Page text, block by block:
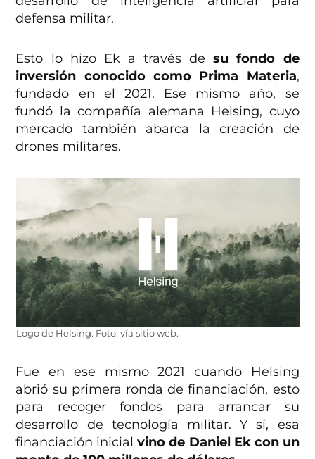
defensa militar.
Esto lo hizo Ek a través desu fondo de
inversión conocido como Prima Materia,
fundado en el 2021. Ese mismo año, se
fundó la compañía alemana Helsing, cuyo
mercado también abarca la creación de
drones militares.
Logo de Helsing. Foto: vía sitio web.
Fue en ese mismo 2021 cuando Helsing
abrió su primera ronda de financiación, esto
para recoger fondos para arrancar su
desarrollo de tecnología militar. Y sí, esa
financiación inicial vino de Daniel Ek con un